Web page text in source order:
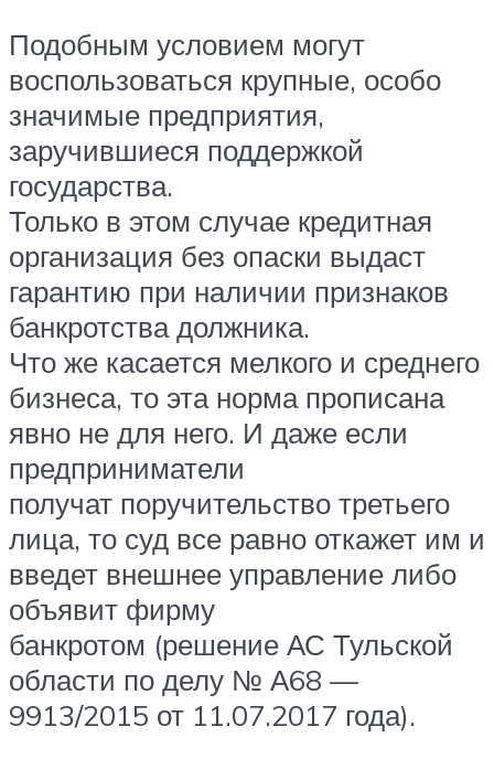
Подобным условием могут
воспользоваться крупные, особо
значимые предприятия,
заручившиеся поддержкой
государства.
Только в этом случае кредитная
организация без опаски выдаст
гарантию при наличии признаков
банкротства должника.
Что же касается мелкого и среднего
бизнеса, то эта норма прописана
явно не для него. И даже если
предприниматели
получат поручительство третьего
лица, то суд все равно откажет им и
введет внешнее управление либо
объявит фирму
банкротом (решение АС Тульской
области по делу № А68 —
9913/2015 от 11.07.2017 года).